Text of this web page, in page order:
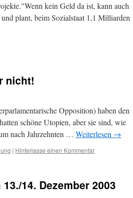
kein Geld da ist, kann auch
plant, beim Sozialstaat 1,1 Milliarden
nicht!
Opposition) haben den
schöne Utopien, aber sie sind, wie
nach Jahrzehnten … Weiterlesen →
| Hinterlasse einen Kommentar
14. Dezember 2003